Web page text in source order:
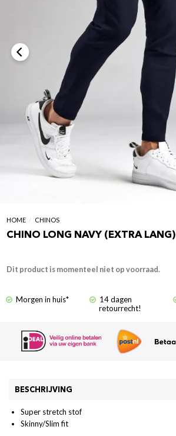
HOME / CHINOS
CHINO LONG NAVY (EXTRA LANG)
Dit product is momenteel niet op voorraad.
Morgen in huis*
14 dagen
retourrecht!
BESCHRIJVING
Super stretch stof
Skinny/Slim fit